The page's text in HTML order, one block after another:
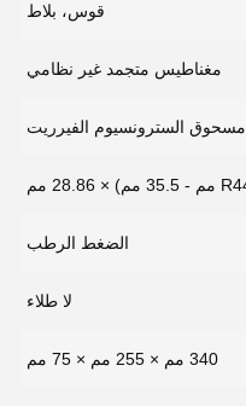
قوس، بلاط
مغناطيس متجمد غير نظامي
مسحوق السترونسيوم الفيرريت
الضغط الرطب
لا طلاء
340 مم × 255 مم × 75 مم